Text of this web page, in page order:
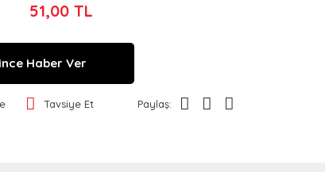
51,00 TL
Haber Ver
Tavsiye Et Paylaş: